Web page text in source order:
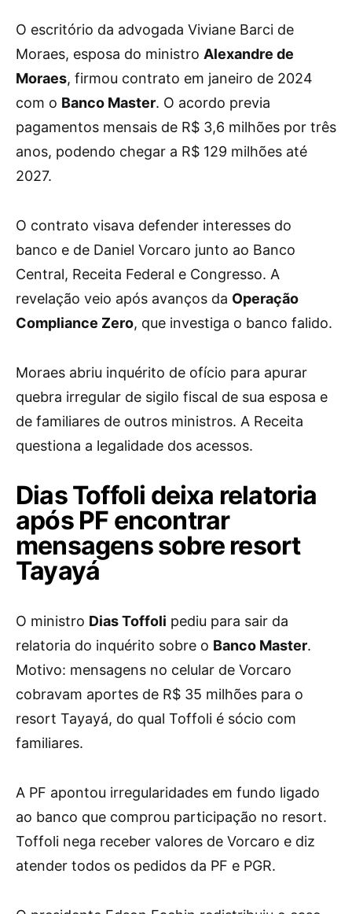
O escritório da advogada Viviane Barci de
Moraes, esposa do ministro Alexandre de
Moraes, firmou contrato em janeiro de 2024
com o Banco Master. O acordo previa
pagamentos mensais de R$ 3,6 milhões por três
anos, podendo chegar a R$ 129 milhões até
2027.
O contrato visava defender interesses do
banco e de Daniel Vorcaro junto ao Banco
Central, Receita Federal e Congresso. A
revelação veio após avanços da Operação
Compliance Zero, que investiga o banco falido.
Moraes abriu inquérito de ofício para apurar
quebra irregular de sigilo fiscal de sua esposa e
de familiares de outros ministros. A Receita
questiona a legalidade dos acessos.
Dias Toffoli deixa relatoria
após PF encontrar
mensagens sobre resort
Tayayá
O ministro Dias Toffoli pediu para sair da
relatoria do inquérito sobre o Banco Master.
Motivo: mensagens no celular de Vorcaro
cobravam aportes de R$ 35 milhões para o
resort Tayayá, do qual Toffoli é sócio com
familiares.
A PF apontou irregularidades em fundo ligado
ao banco que comprou participação no resort.
Toffoli nega receber valores de Vorcaro e diz
atender todos os pedidos da PF e PGR.